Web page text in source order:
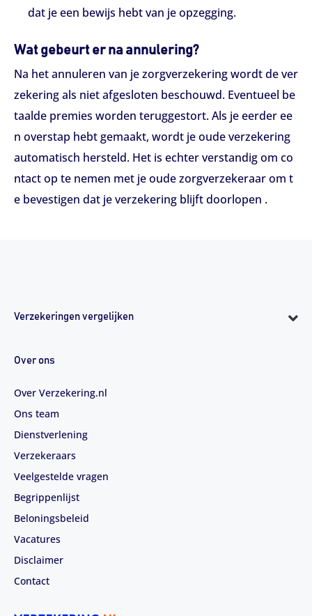
dat je een bewijs hebt van je opzegging.
Wat gebeurt er na annulering?
Na het annuleren van je zorgverzekering wordt de ver
zekering als niet afgesloten beschouwd. Eventueel be
taalde premies worden teruggestort. Als je eerder ee
n overstap hebt gemaakt, wordt je oude verzekering
automatisch hersteld. Het is echter verstandig om co
ntact op te nemen met je oude zorgverzekeraar om t
e bevestigen dat je verzekering blijft doorlopen .
Verzekeringen vergelijken
Over ons
Over Verzekering.nl
Ons team
Dienstverlening
Verzekeraars
Veelgestelde vragen
Begrippenlijst
Beloningsbeleid
Vacatures
Disclaimer
Contact